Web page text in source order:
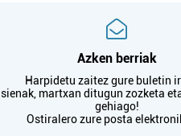
Azken berriak
Harpidetu zaitez gure buletin
martxan ditugun zozketa
gehiago!
Ostiralero zure posta